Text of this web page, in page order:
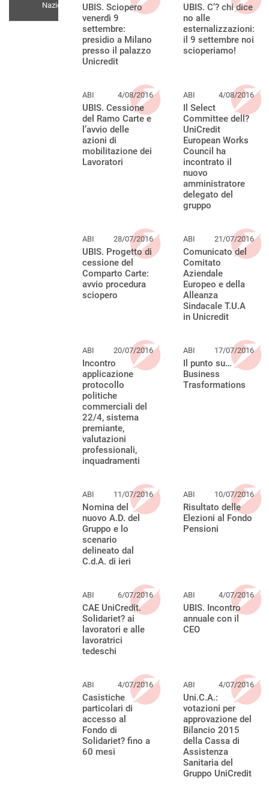
Nazionale
UBIS. Sciopero
venerdì 9
settembre:
presidio a Milano
presso il palazzo
Unicredit
UBIS. C’? chi dice
no alle
esternalizzazioni:
il 9 settembre noi
scioperiamo!
ABI 4/08/2016
UBIS. Cessione
del Ramo Carte e
l’avvio delle
azioni di
mobilitazione dei
Lavoratori
ABI 4/08/2016
Il Select
Committee dell?
UniCredit
European Works
Council ha
incontrato il
nuovo
amministratore
delegato del
gruppo
ABI 28/07/2016
UBIS. Progetto di
cessione del
Comparto Carte:
avvio procedura
sciopero
ABI 21/07/2016
Comunicato del
Comitato
Aziendale
Europeo e della
Alleanza
Sindacale T.U.A
in Unicredit
ABI 20/07/2016
Incontro
applicazione
protocollo
politiche
commerciali del
22/4, sistema
premiante,
valutazioni
professionali,
inquadramenti
ABI 17/07/2016
Il punto su…
Business
Trasformations
ABI 11/07/2016
Nomina del
nuovo A.D. del
Gruppo e lo
scenario
delineato dal
C.d.A. di ieri
ABI 10/07/2016
Risultato delle
Elezioni al Fondo
Pensioni
ABI 6/07/2016
CAE UniCredit.
Solidariet? ai
lavoratori e alle
lavoratrici
tedeschi
ABI 4/07/2016
UBIS. Incontro
annuale con il
CEO
ABI 4/07/2016
Casistiche
particolari di
accesso al
Fondo di
Solidariet? fino a
60 mesi
ABI 4/07/2016
Uni.C.A.:
votazioni per
approvazione del
Bilancio 2015
della Cassa di
Assistenza
Sanitaria del
Gruppo UniCredit